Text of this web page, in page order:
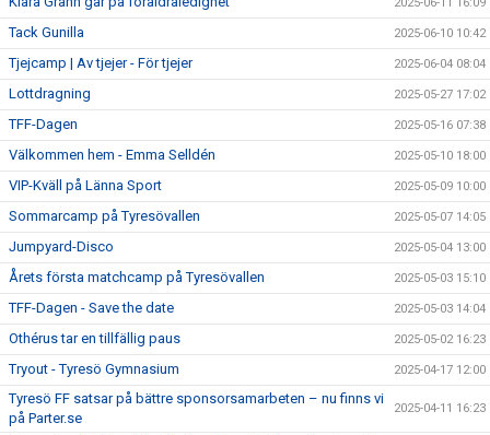
Tack Gunilla 2025-06-10 10:42
Tjejcamp | Av tjejer - För tjejer 2025-06-04 08:04
Lottdragning 2025-05-27 17:02
TFF-Dagen 2025-05-16 07:38
Välkommen hem - Emma Selldén 2025-05-10 18:00
VIP-Kväll på Länna Sport 2025-05-09 10:00
Sommarcamp på Tyresövallen 2025-05-07 14:05
Jumpyard-Disco 2025-05-04 13:00
Årets första matchcamp på Tyresövallen 2025-05-03 15:10
TFF-Dagen - Save the date 2025-05-03 14:04
Othérus tar en tillfällig paus 2025-05-02 16:23
Tryout - Tyresö Gymnasium 2025-04-17 12:00
Tyresö FF satsar på bättre sponsorsamarbeten – nu finns vi
på Parter.se
2025-04-11 16:23